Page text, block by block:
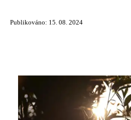
Publikováno: 15. 08. 2024